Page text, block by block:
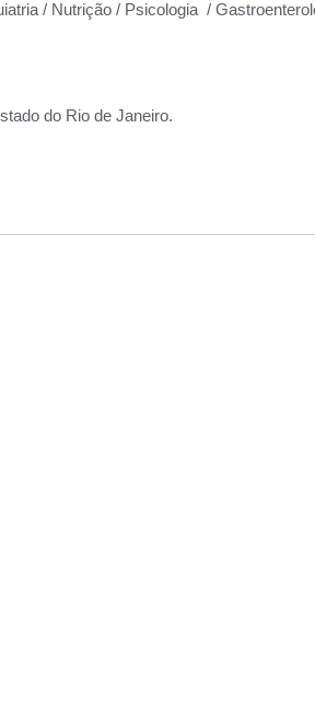
/ Nutrição / Psicologia /
do Rio de Janeiro.